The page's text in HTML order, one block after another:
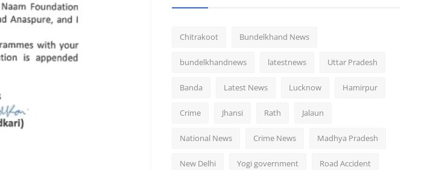
Chitrakoot Bundelkhand News
bundelkhandnews latestnews Uttar Pradesh
Banda Latest News Lucknow Hamirpur
Crime Jhansi Rath Jalaun
National News Crime News Madhya Pradesh
New Delhi Yogi government Road Accident